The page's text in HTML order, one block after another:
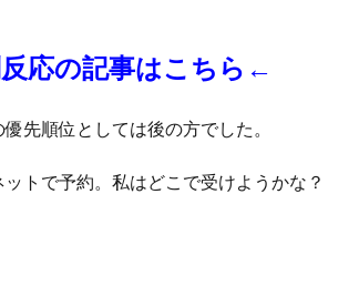
応の記事はこちら←
先順位としては後の方でした。
トで予約。私はどこで受けようかな？